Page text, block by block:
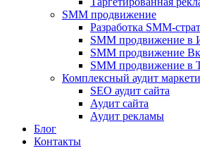
SMM продвижение
Разработка SMM-
SMM продвижение в
SMM продвижение
SMM продвижение в
Комплексный аудит
SEO аудит сайта
Аудит сайта
Аудит рекламы
Блог
Контакты